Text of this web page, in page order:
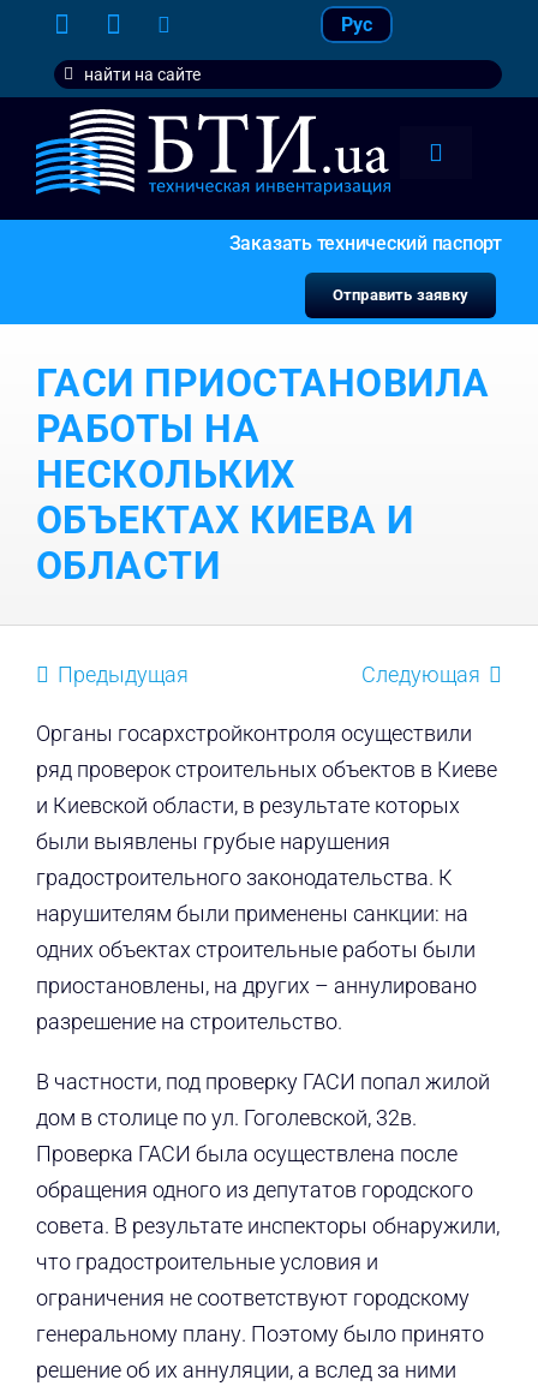
content
Рус
Search
for:
Toggle
услуги
Заказать технический паспорт
Отправить заявку
ГАСИ ПРИОСТАНОВИЛА
РАБОТЫ НА
НЕСКОЛЬКИХ
ОБЪЕКТАХ КИЕВА И
ОБЛАСТИ
Предыдущая Следующая
Органы госархстройконтроля осуществили
ряд проверок строительных объектов в Киеве
и Киевской области, в результате которых
были выявлены грубые нарушения
градостроительного законодательства. К
нарушителям были применены санкции: на
одних объектах строительные работы были
приостановлены, на других – аннулировано
разрешение на строительство.
В частности, под проверку ГАСИ попал жилой
дом в столице по ул. Гоголевской, 32в.
Проверка ГАСИ была осуществлена после
обращения одного из депутатов городского
совета. В результате инспекторы обнаружили,
что градостроительные условия и
ограничения не соответствуют городскому
генеральному плану. Поэтому было принято
решение об их аннуляции, а вслед за ними